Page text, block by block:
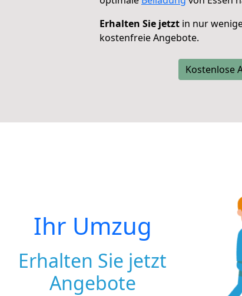
Erhalten Sie jetzt in nur
kostenfreie Angebote.
Kostenlose
Ihr Umzug
Erhalten Sie jetzt
Angebote